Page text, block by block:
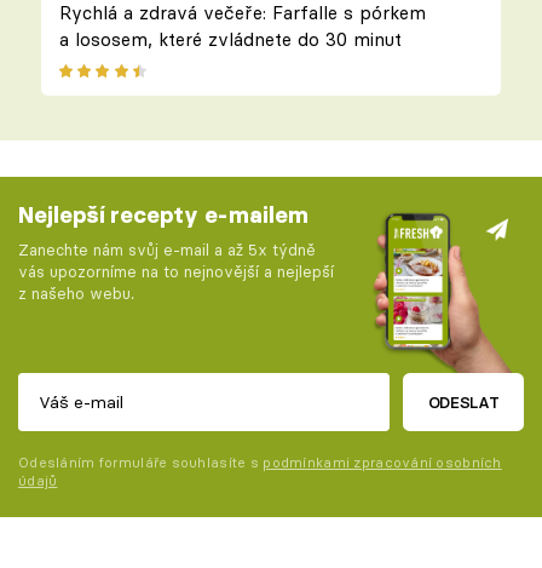
Rychlá a zdravá večeře: Farfalle s pórkem
a lososem, které zvládnete do 30 minut
Nejlepší recepty e-mailem
Zanechte nám svůj e-mail a až 5x týdně
vás upozorníme na to nejnovější a nejlepší
z našeho webu.
ODESLAT
Odesláním formuláře souhlasíte s podmínkami zpracování osobních
údajů